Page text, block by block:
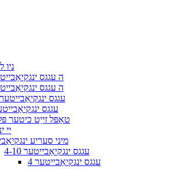
2024
12ה עגגס
18ה עגגס
56H עגגס ינגקיאַבייטער
70 עגגס
טאָפּל זייַט כיטער
יי
מיני סעריע
4-10 עגגס ינגקיאַבייטער
4 עגגס ינגקיאַבייטער